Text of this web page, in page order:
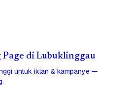
Page di Lubuklinggau
untuk iklan & kampanye —